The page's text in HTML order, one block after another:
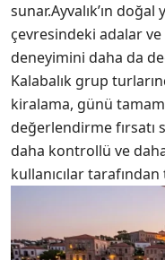
sunar.Ayvalık’ın doğal
çevresindeki adalar
deneyimini daha da
Kalabalık grup
kiralama, günü
değerlendirme fırsatı
daha kontrollü ve
kullanıcılar